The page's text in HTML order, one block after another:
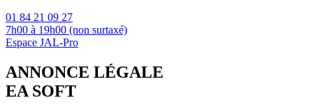
01 84 21 09 27
7h00 à 19h00 (non surtaxé)
Espace JAL-Pro
ANNONCE LÉGALE
EA SOFT